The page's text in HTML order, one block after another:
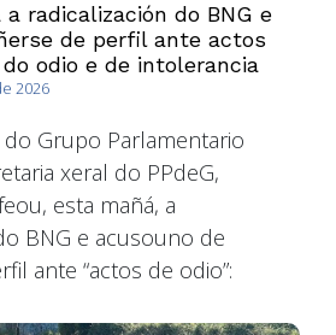
a radicalización do BNG e
de perfil ante actos
odio e de intolerancia
2026
Grupo Parlamentario
xeral do PPdeG,
esta mañá, a
BNG e acusouno de
ante “actos de odio”: